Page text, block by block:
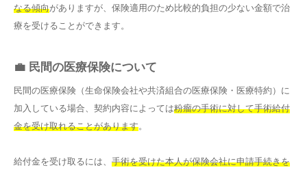
なる傾向がありますが、保険適用のため比較的負担の少ない金額で治
療を受けることができます。
💼 民間の医療保険について
民間の医療保険（生命保険会社や共済組合の医療保険・医療特約）に
加入している場合、契約内容によっては粉瘤の手術に対して手術給付
金を受け取れることがあります。
給付金を受け取るには、 手術を受けた本人が保険会社に申請手続きを